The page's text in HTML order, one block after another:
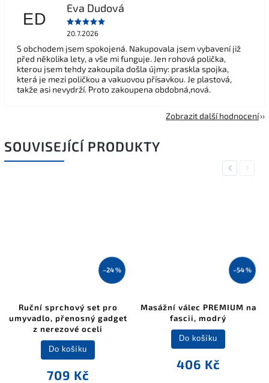
ED
Eva Dudová
20.7.2026
S obchodem jsem spokojená. Nakupovala jsem vybavení již
před několika lety, a vše mi funguje. Jen rohová polička,
kterou jsem tehdy zakoupila došla újmy: praskla spojka,
která je mezi poličkou a vakuovou přísavkou. Je plastová,
takže asi nevydrží. Proto zakoupena obdobná,nová.
Zobrazit další hodnocení
SOUVISEJÍCÍ PRODUKTY
Previous
–24 %
Ruční sprchový set pro
umyvadlo, přenosný gadget
z nerezové oceli
709 Kč
Do košíku
–54 %
Masážní válec PREMIUM na
fascii, modrý
406 Kč
Do košíku
Next